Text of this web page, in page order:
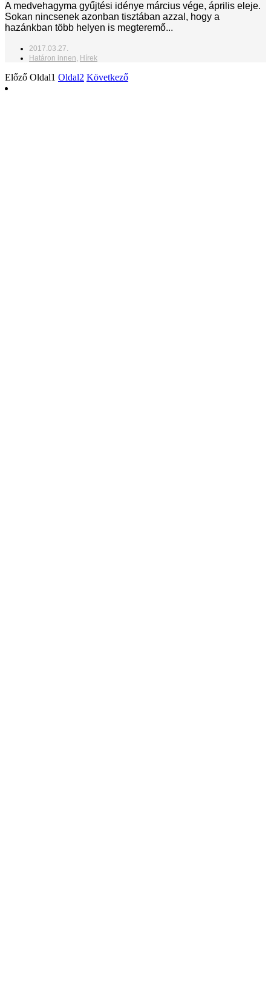
A medvehagyma gyűjtési idénye március vége, április eleje.
Sokan nincsenek azonban tisztában azzal, hogy a
hazánkban több helyen is megteremő...
2017.03.27.
Határon innen, Hírek
Előző Oldal1 Oldal2 Következő